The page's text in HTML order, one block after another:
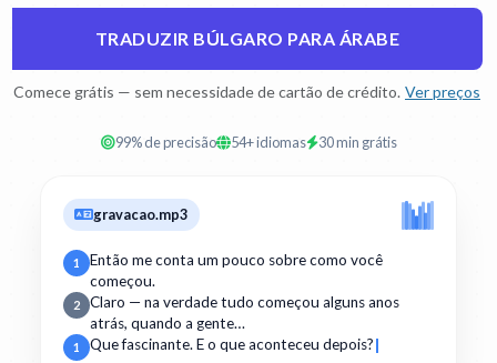
TRADUZIR BÚLGARO PARA ÁRABE
Comece grátis — sem necessidade de cartão de crédito. Ver preços
99% de precisão 54+ idiomas 30 min grátis
gravacao.mp3
1
Então me conta um pouco sobre como você
começou.
2
Claro — na verdade tudo começou alguns anos
atrás, quando a gente…
1 Que fascinante. E o que aconteceu depois?